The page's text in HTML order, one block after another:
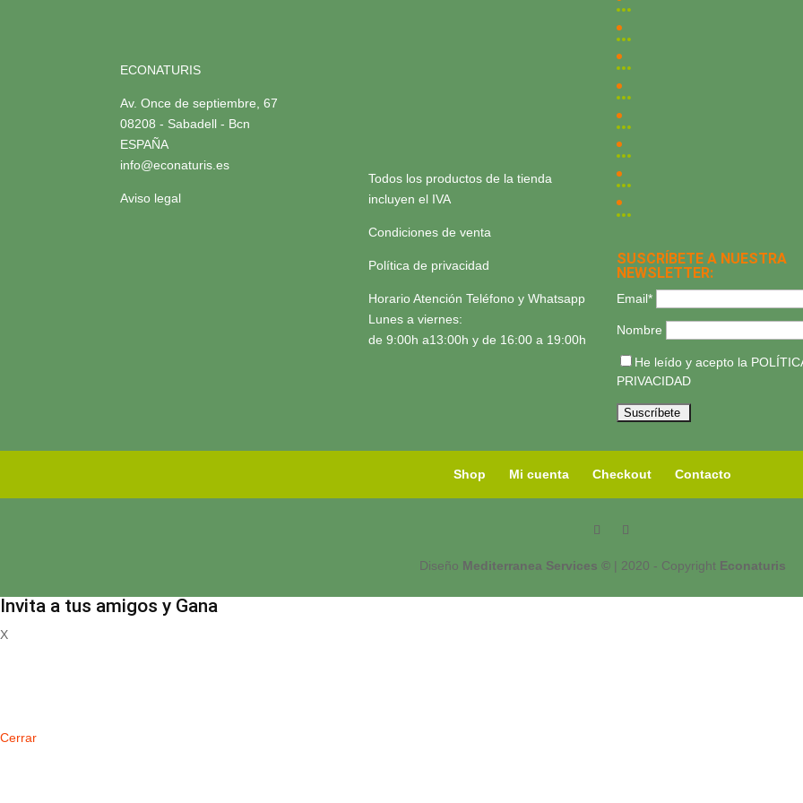
ECONATURIS
Av. Once de septiembre, 67
08208 - Sabadell - Bcn
ESPAÑA
info@econaturis.es
Aviso legal
Todos los productos de la tienda
incluyen el IVA
Condiciones de venta
Política de privacidad
Horario Atención Teléfono y Whatsapp
Lunes a viernes:
de 9:00h a13:00h y de 16:00 a 19:00h
SUSCRÍBETE A NUESTRA
NEWSLETTER:
Email*
Nombre
He leído y acepto la
PRIVACIDAD
Shop Mi cuenta Checkout Contacto
Diseño Mediterranea Services ©| 2020 - Copyright Econaturis
Invita a tus amigos y Gana
X
Cerrar